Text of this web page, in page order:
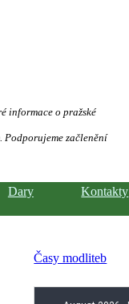
informace o pražské
Podporujeme začlenění
Dary Kontakty
Časy modliteb